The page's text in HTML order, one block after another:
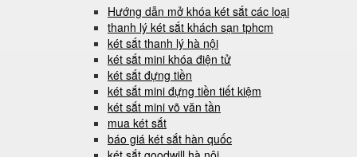
Hướng dẫn mở khóa két sắt các loại
thanh lý két sắt khách sạn tphcm
két sắt thanh lý hà nội
két sắt mini khóa điện tử
két sắt đựng tiền
két sắt mini đựng tiền tiết kiệm
két sắt mini võ văn tần
mua két sắt
báo giá két sắt hàn quốc